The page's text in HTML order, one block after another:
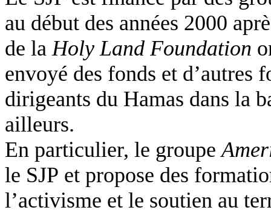
au début des années 2000
de laHoly Land Foundation
envoyé des fonds et d’autres
dirigeants du Hamas dans la
ailleurs.
En particulier, le groupe
le SJP et propose des
l’activisme et le soutien au